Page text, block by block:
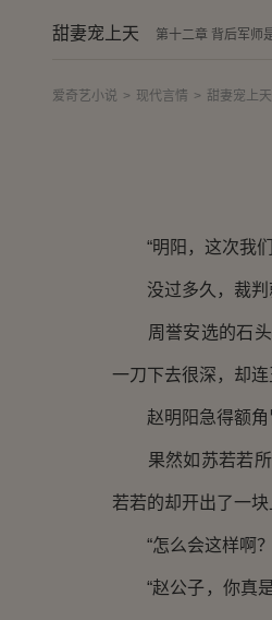
甜妻宠上天 第十二章 背后军师
爱奇艺小说 > 现代言情 > 甜妻宠上天
“明阳，这次我们
没过多久，裁判
周誉安选的石头
一刀下去很深，却连
赵明阳急得额角冒
果然如苏若若所
若若的却开出了一
“怎么会这样啊？”
“赵公子，你真是